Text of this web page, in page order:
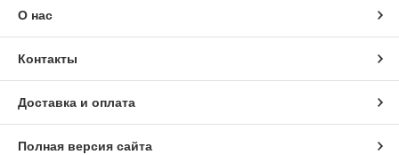
О нас
Контакты
Доставка и оплата
Полная версия сайта